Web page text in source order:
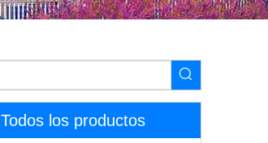
Todos los productos